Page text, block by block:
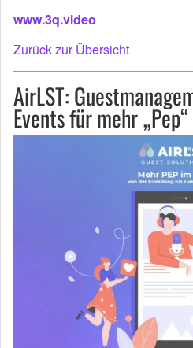
www.3q.video
Zurück zur Übersicht
AirLST:
Events für mehr